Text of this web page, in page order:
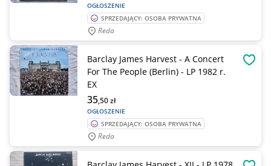
OGŁOSZENIE
SPRZEDAJĄCY: OSOBA PRYWATNA
Reda
Barclay James Harvest - A Concert
For The People (Berlin) - LP 1982 r.
EX
OGŁOSZENIE
35,50zł
SPRZEDAJĄCY: OSOBA PRYWATNA
Reda